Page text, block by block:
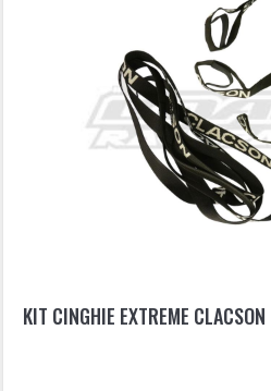
KIT CINGHIE EXTREME CLACSON